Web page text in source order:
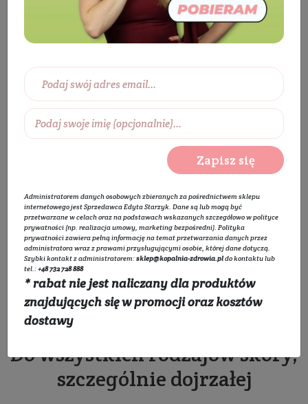
Naturalny krem do skóry
Do wszystkich rodzajów skóry,
szczególnie dojrzałej
Zapisz się
Administratorem danych osobowych zbieranych za pośrednictwem sklepu
internetowego jest Sprzedawca Edyta Starzyk. Dane są lub mogą być
przetwarzane w celach oraz na podstawach wskazanych szczegółowo wpolityce
prywatności (np. realizacja umowy, marketing bezpośredni). Polityka
prywatnościzawiera pełną informację na temat przetwarzania danych przez
administratora wraz z prawami przysługującymi osobie, której dane dotyczą.
Szybki kontakt z administratorem:sklep@kopalnia-zdrowia.pldo kontaktu lub
tel.:+48 732 728 888
* rabat nie jest naliczany dla produktów
znajdujących się w promocji oraz kosztów
dostawy